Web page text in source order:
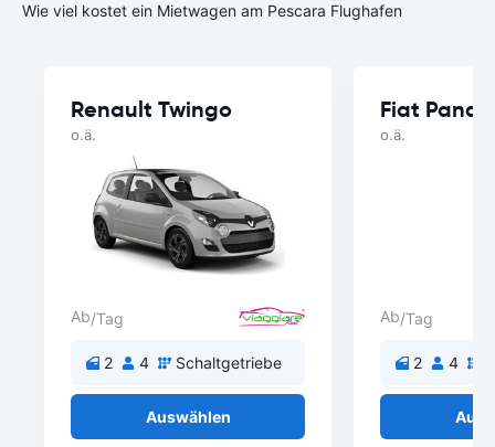
Wie viel kostet ein Mietwagen am Pescara Flughafen
Renault Twingo
o.ä.
Ab/Tag
2 4 Schaltgetriebe
Auswählen
Fiat Panda
o.ä.
Ab/Tag
2 4